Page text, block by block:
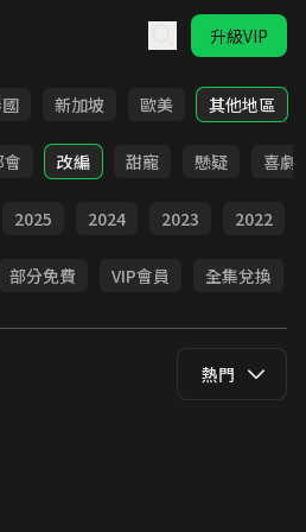
升級VIP
新加坡 歐美 其他地區
會 改編 甜寵 懸疑 喜劇
2025 2024 2023 2022
部分免費 VIP會員 全集兌換
熱門